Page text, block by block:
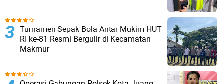
Turnamen Sepak Bola Antar Mukim HUT
RI ke-81 Resmi Bergulir di Kecamatan
Makmur